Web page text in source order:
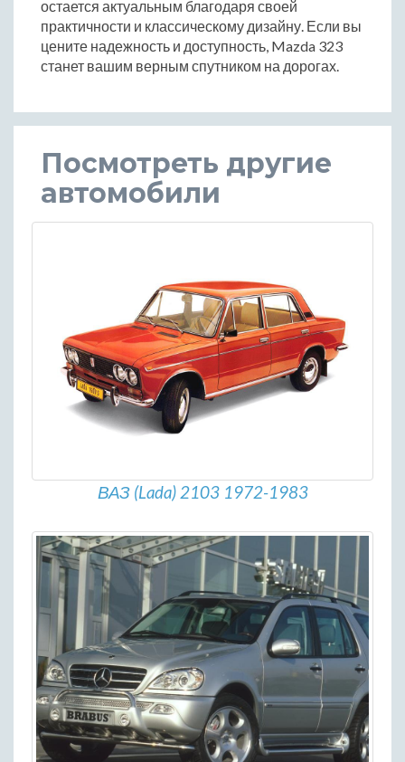
остается актуальным благодаря своей
практичности и классическому дизайну. Если вы
цените надежность и доступность, Mazda 323
станет вашим верным спутником на дорогах.
Посмотреть другие
автомобили
ВАЗ (Lada) 2103 1972-1983